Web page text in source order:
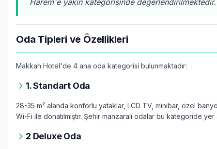
Harem'e yakın kategorisinde değerlendirilmektedir.
Oda Tipleri ve Özellikleri
Makkah Hotel'de 4 ana oda kategorisi bulunmaktadır:
1. Standart Oda
28-35 m² alanda konforlu yataklar, LCD TV, minibar, özel
Wi-Fi ile donatılmıştır. Şehir manzaralı odalar bu kategoride yer
2 Deluxe Oda